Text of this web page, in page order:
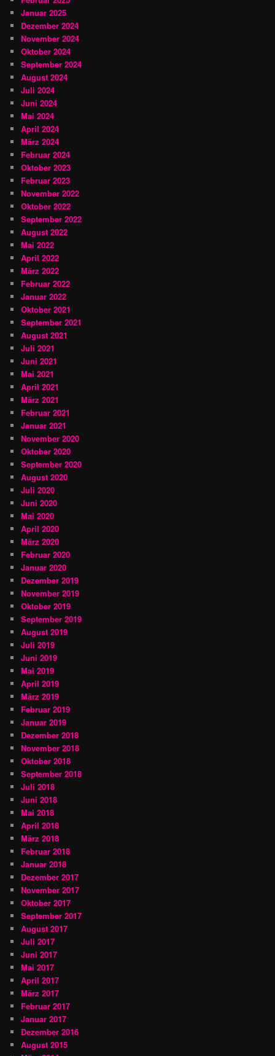
Januar 2025
Dezember 2024
November 2024
Oktober 2024
September 2024
August 2024
Juli 2024
Juni 2024
Mai 2024
April 2024
März 2024
Februar 2024
Oktober 2023
Februar 2023
November 2022
Oktober 2022
September 2022
August 2022
Mai 2022
April 2022
März 2022
Februar 2022
Januar 2022
Oktober 2021
September 2021
August 2021
Juli 2021
Juni 2021
Mai 2021
April 2021
März 2021
Februar 2021
Januar 2021
November 2020
Oktober 2020
September 2020
August 2020
Juli 2020
Juni 2020
Mai 2020
April 2020
März 2020
Februar 2020
Januar 2020
Dezember 2019
November 2019
Oktober 2019
September 2019
August 2019
Juli 2019
Juni 2019
Mai 2019
April 2019
März 2019
Februar 2019
Januar 2019
Dezember 2018
November 2018
Oktober 2018
September 2018
Juli 2018
Juni 2018
Mai 2018
April 2018
März 2018
Februar 2018
Januar 2018
Dezember 2017
November 2017
Oktober 2017
September 2017
August 2017
Juli 2017
Juni 2017
Mai 2017
April 2017
März 2017
Februar 2017
Januar 2017
Dezember 2016
August 2015